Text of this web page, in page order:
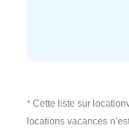
* Cette liste sur
locations vacances